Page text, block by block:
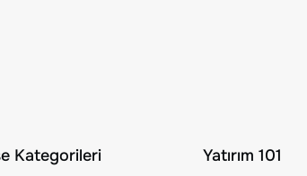
Kategorileri Yatırım 101